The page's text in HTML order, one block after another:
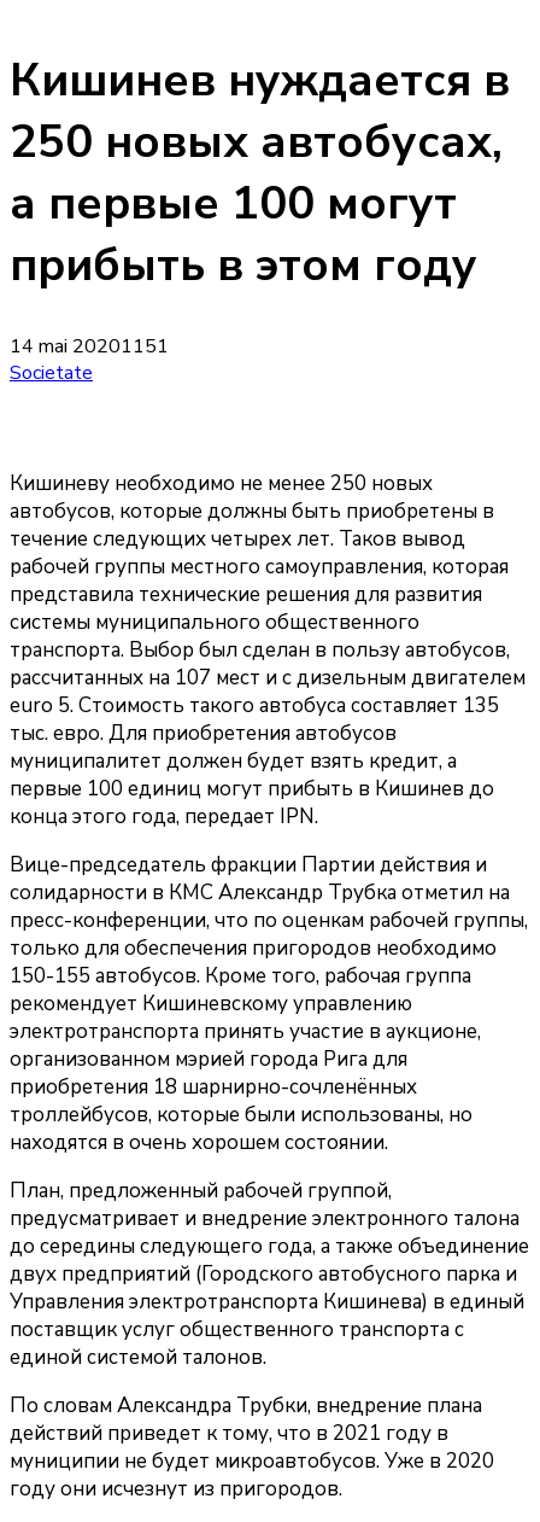
Кишинев нуждается в
250 новых автобусах,
а первые 100 могут
прибыть в этом году
14 mai 20201151
Societate
Кишиневу необходимо не менее 250 новых
автобусов, которые должны быть приобретены в
течение следующих четырех лет. Таков вывод
рабочей группы местного самоуправления, которая
представила технические решения для развития
системы муниципального общественного
транспорта. Выбор был сделан в пользу автобусов,
рассчитанных на 107 мест и с дизельным двигателем
euro 5. Стоимость такого автобуса составляет 135
тыс. евро. Для приобретения автобусов
муниципалитет должен будет взять кредит, а
первые 100 единиц могут прибыть в Кишинев до
конца этого года, передает IPN.
Вице-председатель фракции Партии действия и
солидарности в КМС Александр Трубка отметил на
пресс-конференции, что по оценкам рабочей группы,
только для обеспечения пригородов необходимо
150-155 автобусов. Кроме того, рабочая группа
рекомендует Кишиневскому управлению
электротранспорта принять участие в аукционе,
организованном мэрией города Рига для
приобретения 18 шарнирно-сочленённых
троллейбусов, которые были использованы, но
находятся в очень хорошем состоянии.
План, предложенный рабочей группой,
предусматривает и внедрение электронного талона
до середины следующего года, а также объединение
двух предприятий (Городского автобусного парка и
Управления электротранспорта Кишинева) в единый
поставщик услуг общественного транспорта с
единой системой талонов.
По словам Александра Трубки, внедрение плана
действий приведет к тому, что в 2021 году в
муниципии не будет микроавтобусов. Уже в 2020
году они исчезнут из пригородов.